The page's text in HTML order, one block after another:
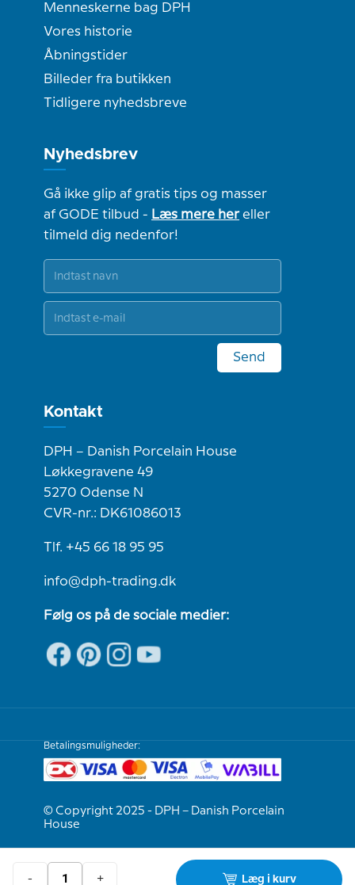
- + Læg i kurv
Menneskerne bag DPH
Vores historie
Åbningstider
Billeder fra butikken
Tidligere nyhedsbreve
Nyhedsbrev
Gå ikke glip af gratis tips og masser
af GODE tilbud - Læs mere hereller
tilmeld dig nedenfor!
Send
Kontakt
DPH – Danish Porcelain House
Løkkegravene 49
5270 Odense N
CVR-nr.: DK61086013
Tlf. +45 66 18 95 95
info@dph-trading.dk
Følg os på de sociale medier:
Betalingsmuligheder:
© Copyright 2025 - DPH – Danish Porcelain
House